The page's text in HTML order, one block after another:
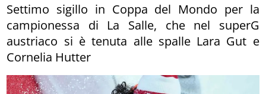
Settimo sigillo in Coppa del Mondo per la
campionessa di La Salle, che nel superG
austriaco si è tenuta alle spalle Lara Gut e
Cornelia Hutter